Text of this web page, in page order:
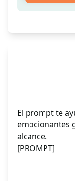
El prompt te
emocionantes
alcance.
[PROMPT]